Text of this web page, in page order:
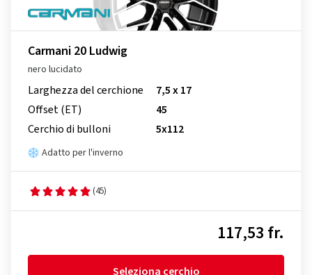
Carmani 20 Ludwig
nero lucidato
Larghezza del cerchione
7,5 x 17
Offset (ET)
45
Cerchio di bulloni
5x112
Adatto per l'inverno
(45)
117,53 fr.
Seleziona cerchio